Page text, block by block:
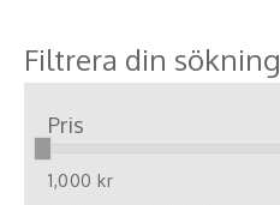
Filtrera din sökning
Pris
1,000 kr